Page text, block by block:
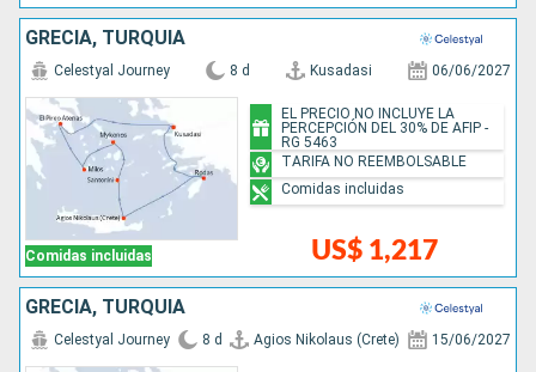
GRECIA, TURQUÍA
Comidas incluidas
Celestyal Journey 8 d Kusadasi 06/06/2027
US$ 1,217
EL PRECIO NO INCLUYE LA
PERCEPCIÓN DEL 30% DE AFIP -
RG 5463
TARIFA NO REEMBOLSABLE
Comidas incluidas
GRECIA, TURQUÍA
Celestyal Journey 8 d Agios Nikolaus (Crete) 15/06/2027